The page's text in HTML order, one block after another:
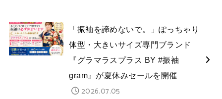
「振袖を諦めないで。」ぽっちゃり
体型・大きいサイズ専門ブランド
『グラマラスプラス BY #振袖
gram』が夏休みセールを開催
2026.07.05